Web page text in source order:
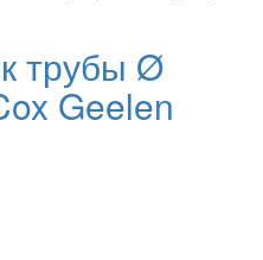
трубы Ø
Geelen